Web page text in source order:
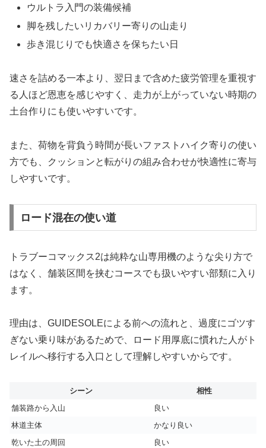
ウルトラ入門の装備候補
脚を残したいリカバリー寄りの山走り
歩き混じりでも快適さを保ちたい日
速さを詰める一本より、翌日まで含めた疲労管理を重視す
る人ほど恩恵を感じやすく、走力が上がっていない時期の
土台作りにも使いやすいです。
また、荷物を背負う時間が長いファストハイク寄りの使い
方でも、クッションと転がりの組み合わせが快適性に寄与
しやすいです。
ロード混在の使い道
トラブーコマックス2は純粋な山専用機のような尖り方で
はなく、舗装区間を挟むコースでも扱いやすい部類に入り
ます。
理由は、GUIDESOLEによる前への流れと、過度にゴツす
ぎない乗り味があるためで、ロード用厚底に慣れた人がト
レイルへ移行する入口として理解しやすいからです。
シーン
相性
舗装路から入山
良い
林道主体
かなり良い
乾いた土の周回
良い